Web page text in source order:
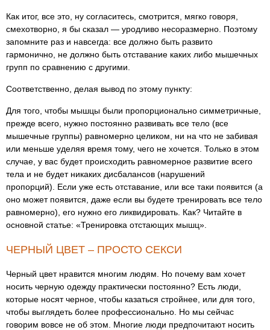
Как итог, все это, ну согласитесь, смотрится, мягко говоря,
смехотворно, я бы сказал — уродливо несоразмерно. Поэтому
запомните раз и навсегда: все должно быть развито
гармонично, не должно быть отставание каких либо мышечных
групп по сравнению с другими.
Соответственно, делая вывод по этому пункту:
Для того, чтобы мышцы были пропорционально симметричные,
прежде всего, нужно постоянно развивать все тело (все
мышечные группы) равномерно целиком, ни на что не забивая
или меньше уделяя время тому, чего не хочется. Только в этом
случае, у вас будет происходить равномерное развитие всего
тела и не будет никаких дисбалансов (нарушений
пропорций). Если уже есть отставание, или все таки появится (а
оно может появится, даже если вы будете тренировать все тело
равномерно), его нужно его ликвидировать. Как? Читайте в
основной статье: «Тренировка отстающих мышц».
ЧЕРНЫЙ ЦВЕТ – ПРОСТО СЕКСИ
Черный цвет нравится многим людям. Но почему вам хочет
носить черную одежду практически постоянно? Есть люди,
которые носят черное, чтобы казаться стройнее, или для того,
чтобы выглядеть более профессионально. Но мы сейчас
говорим вовсе не об этом. Многие люди предпочитают носить